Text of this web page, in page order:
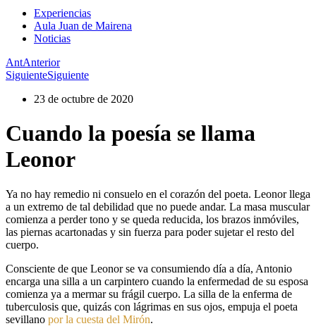
Experiencias
Aula Juan de Mairena
Noticias
AntAnterior
SiguienteSiguiente
23 de octubre de 2020
Cuando la poesía se llama
Leonor
Ya no hay remedio ni consuelo en el corazón del poeta. Leonor llega
a un extremo de tal debilidad que no puede andar. La masa muscular
comienza a perder tono y se queda reducida, los brazos inmóviles,
las piernas acartonadas y sin fuerza para poder sujetar el resto del
cuerpo.
Consciente de que Leonor se va consumiendo día a día, Antonio
encarga una silla a un carpintero cuando la enfermedad de su esposa
comienza ya a mermar su frágil cuerpo. La silla de la enferma de
tuberculosis que, quizás con lágrimas en sus ojos, empuja el poeta
sevillano por la cuesta del Mirón.